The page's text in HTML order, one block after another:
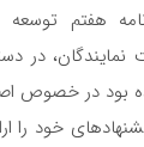
هفتم
در
در خصوص
خود را